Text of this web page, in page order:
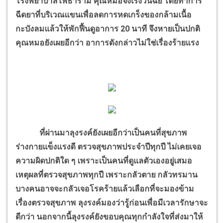
ฉีดยาที่บริเวณแขนเพื่อลดการหดเกร็งของกล้ามเนื้อ
กะบังลมแล้วให้พักฟื้นดูอาการ 20 นาที จึงหายเป็นปกติ
คุณหมอยังเผยอีกว่า อาการดังกล่าวไม่ใช่เรื่องร้ายแรง
ที่ผ่านมาลุงรงค์ยังเผยอีกว่าเป็นคนที่สุขภาพ
ร่างกายแข็งแรงดี ตรวจสุขภาพประจำปีทุกปี ไม่เคยเจอ
ความผิดปกติใด ๆ เพราะเป็นคนที่ดูแลตัวเองอยู่เสมอ
เหตุผลที่ตรวจสุขภาพทุกปี เพราะกลัวตาย กลัวทรมาน
บางคนอาจจะกลัวเจอโรคร้ายแล้วเลือกที่จะมองข้าม
เรื่องตรวจสุขภาพ ลุงรงค์มองว่ารู้ก่อนเพื่อมีเวลารักษาจะ
ดีกว่า นอกจากนี้ลุงรงค์ยังขอบคุณทุกกำลังใจที่ส่งมาให้